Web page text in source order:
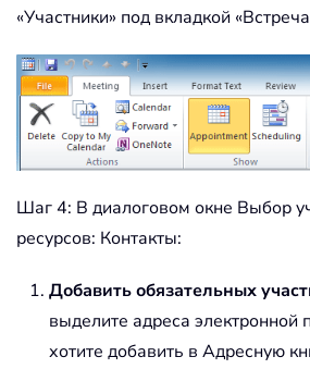
«Участники» под вкладкой
Шаг 4: В диалоговом окне Выбор
ресурсов: Контакты:
Добавить обязательных
выделите адреса электронной
хотите добавить в Адресную